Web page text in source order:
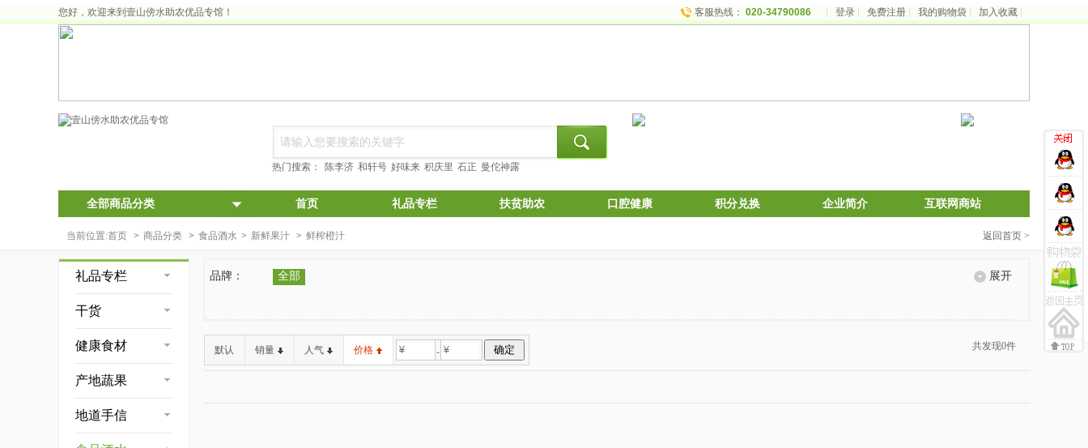
您好，欢迎来到壹山傍水助农优品专馆！ 客服热线： 020-34790086 登录 免费注册 我的购物袋 加入收藏
热门搜索： 陈李济 和轩号 好味来 积庆里 石正 曼佗神露
全部商品分类 首页 礼品专栏 扶贫助农 口腔健康 积分兑换 企业简介 互联网商站
当前位置:首页 > 商品分类 > 食品酒水 > 新鲜果汁 > 鲜榨橙汁 返回首页 >
礼品专栏
干货
健康食材
产地蔬果
地道手信
品牌： 全部 展开
默认 销量 人气 价格 - 共发现0件